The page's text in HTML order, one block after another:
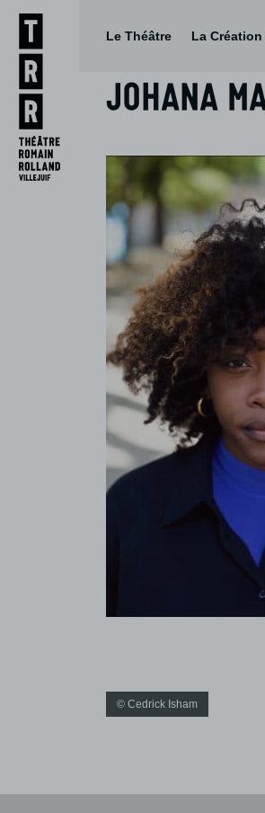
Aller
au
menu
Aller au
contenu
Le Théâtre La Création
Johana
© Cedrick Isham